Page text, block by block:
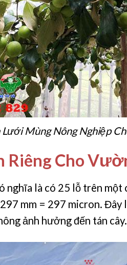
Lưới Mùng Nông Nghiệp
Cho
nghĩa là có 25 lỗ trên
mm = 297 micron.
ảnh hưởng đến tán cây.